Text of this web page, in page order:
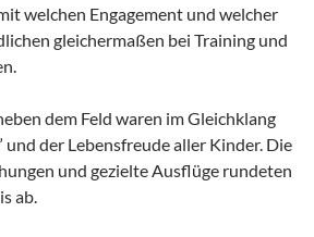
welchen Engagement und welcher
gleichermaßen bei Training und
dem Feld waren im Gleichklang
und der Lebensfreude aller Kinder. Die
und gezielte Ausflüge rundeten
ab.